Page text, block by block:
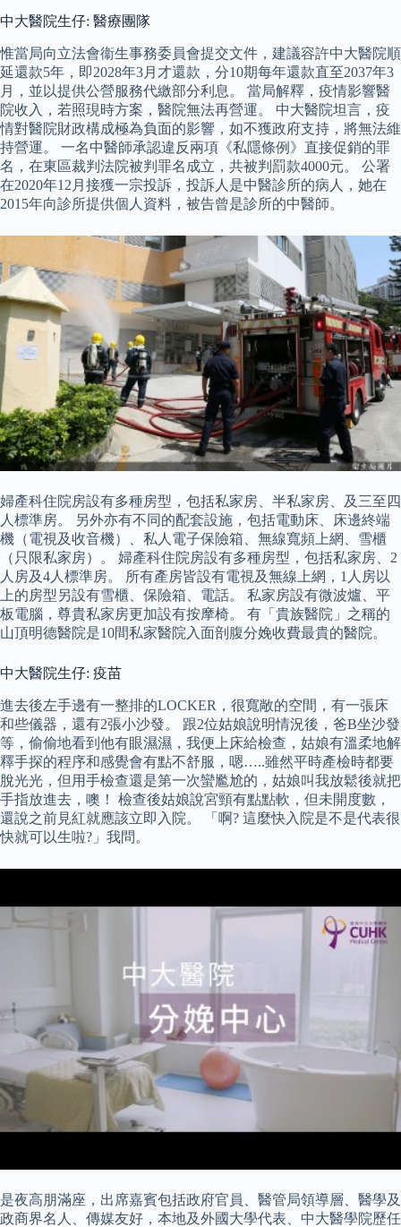
中大醫院生仔: 醫療團隊
惟當局向立法會衞生事務委員會提交文件，建議容許中大醫院順
延還款5年，即2028年3月才還款，分10期每年還款直至2037年3
月，並以提供公營服務代繳部分利息。 當局解釋，疫情影響醫
院收入，若照現時方案，醫院無法再營運。 中大醫院坦言，疫
情對醫院財政構成極為負面的影響，如不獲政府支持，將無法維
持營運。 一名中醫師承認違反兩項《私隱條例》直接促銷的罪
名，在東區裁判法院被判罪名成立，共被判罰款4000元。 公署
在2020年12月接獲一宗投訴，投訴人是中醫診所的病人，她在
2015年向診所提供個人資料，被告曾是診所的中醫師。
婦產科住院房設有多種房型，包括私家房、半私家房、及三至四
人標準房。 另外亦有不同的配套設施，包括電動床、床邊終端
機（電視及收音機）、私人電子保險箱、無線寬頻上網、雪櫃
（只限私家房）。 婦產科住院房設有多種房型，包括私家房、2
人房及4人標準房。 所有產房皆設有電視及無線上網，1人房以
上的房型另設有雪櫃、保險箱、電話。 私家房設有微波爐、平
板電腦，尊貴私家房更加設有按摩椅。 有「貴族醫院」之稱的
山頂明德醫院是10間私家醫院入面剖腹分娩收費最貴的醫院。
中大醫院生仔: 疫苗
進去後左手邊有一整排的LOCKER，很寬敞的空間，有一張床
和些儀器，還有2張小沙發。 跟2位姑娘說明情況後，爸B坐沙發
等，偷偷地看到他有眼濕濕，我便上床給檢查，姑娘有溫柔地解
釋手探的程序和感覺會有點不舒服，嗯…..雖然平時產檢時都要
脫光光，但用手檢查還是第一次蠻尷尬的，姑娘叫我放鬆後就把
手指放進去，噢！ 檢查後姑娘說宮頸有點點軟，但未開度數，
還說之前見紅就應該立即入院。 「啊? 這麼快入院是不是代表很
快就可以生啦?」我問。
是夜高朋滿座，出席嘉賓包括政府官員、醫管局領導層、醫學及
政商界名人、傳媒友好，本地及外國大學代表、中大醫學院歷任